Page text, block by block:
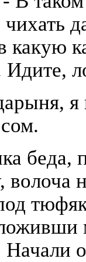
чихать
какую
Идите,
я
беда,